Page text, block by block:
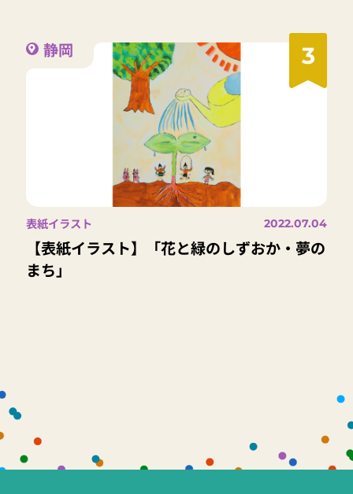
3
静岡
表紙イラスト 2022.07.04
【表紙イラスト】「花と緑のしずおか・夢の
まち」